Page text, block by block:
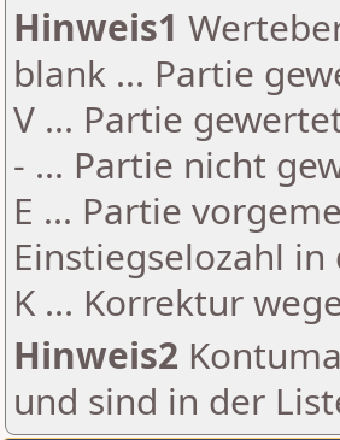
Hinweis1
blank ... Partie
V ... Partie
- ... Partie nicht
E ... Partie
Einstiegselozahl
K ... Korrektur
Hinweis2
und sind in der